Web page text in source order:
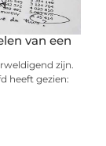
van een
zijn.
heeft gezien: